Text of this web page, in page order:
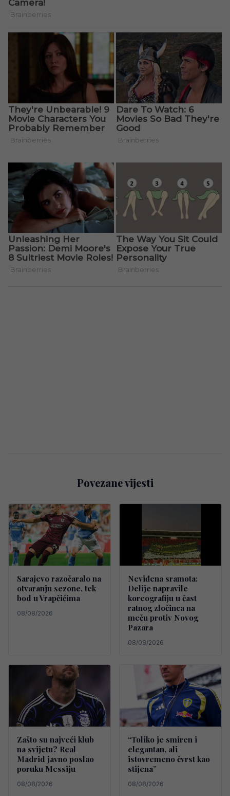
Povezane vijesti
Sarajevo razočaralo na
otvaranju sezone, tek
bod u Vrapčićima
08/08/2026
Neviđena sramota:
Delije napravile
koreografiju u čast
ratnog zločinca na
meču protiv Novog
Pazara
08/08/2026
Zašto su najveći klub
na svijetu? Real
Madrid javno poslao
poruku Messiju
08/08/2026
“Toliko je smiren i
elegantan, ali
istovremeno čvrst kao
stijena”
08/08/2026